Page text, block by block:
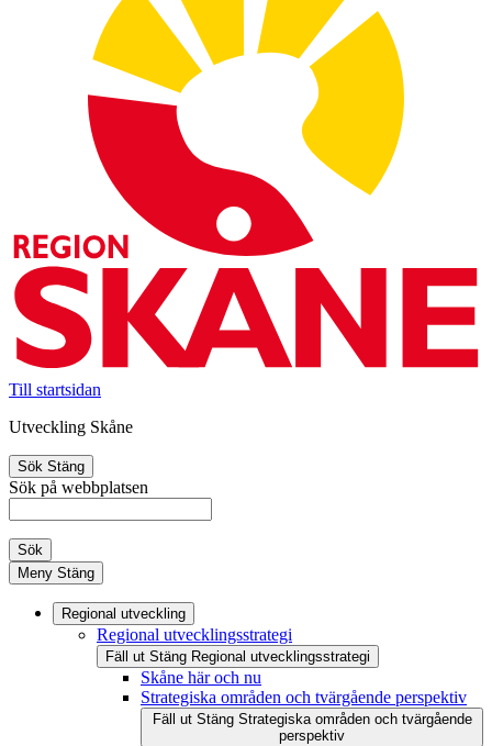
Till startsidan
Utveckling Skåne
Sök Stäng
Sök på webbplatsen
Sök
Meny Stäng
Regional utveckling
Regional utvecklingsstrategi
Fäll ut Stäng Regional utvecklingsstrategi
Skåne här och nu
Strategiska områden och tvärgående perspektiv
Fäll ut Stäng Strategiska områden och tvärgående
perspektiv